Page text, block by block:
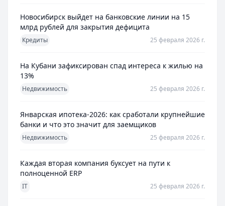
Новосибирск выйдет на банковские линии на 15
млрд рублей для закрытия дефицита
Кредиты 25 февраля 2026 г.
На Кубани зафиксирован спад интереса к жилью на
13%
Недвижимость 25 февраля 2026 г.
Январская ипотека-2026: как сработали крупнейшие
банки и что это значит для заемщиков
Недвижимость 25 февраля 2026 г.
Каждая вторая компания буксует на пути к
полноценной ERP
IT 25 февраля 2026 г.